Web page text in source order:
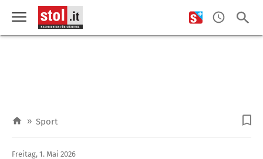
» Sport
Freitag, 1. Mai 2026